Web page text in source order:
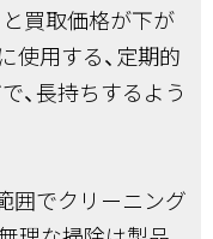
買取価格が下が
使用する、定期的
、長持ちするよう
囲でクリーニング